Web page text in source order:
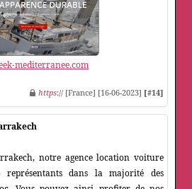
mediterranee.com
https:// [France] [16-06-2023] [#14]
notre agence location voiture
représentants dans la majorité des